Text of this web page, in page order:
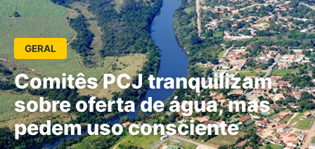
GERAL
Comitês PCJ tranquilizam
sobre oferta de água, mas
pedem uso consciente